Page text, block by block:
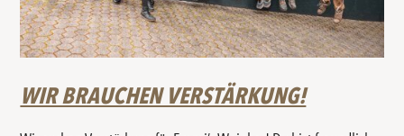
WIR BRAUCHEN VERSTÄRKUNG!